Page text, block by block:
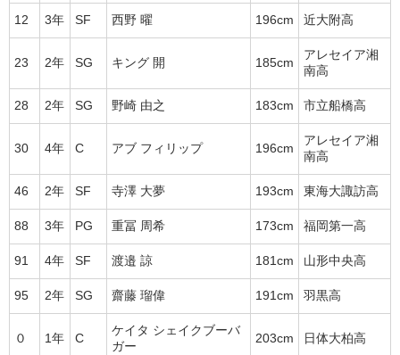
12 3年 SF 西野 曜 196cm 近大附高
23 2年 SG キング 開 185cm
アレセイア湘
南高
28 2年 SG 野崎 由之 183cm 市立船橋高
30 4年 C アブ フィリップ 196cm
アレセイア湘
南高
46 2年 SF 寺澤 大夢 193cm 東海大諏訪高
88 3年 PG 重冨 周希 173cm 福岡第一高
91 4年 SF 渡邉 諒 181cm 山形中央高
95 2年 SG 齋藤 瑠偉 191cm 羽黒高
０ 1年 C
ケイタ シェイクブーバ
ガー
203cm 日体大柏高